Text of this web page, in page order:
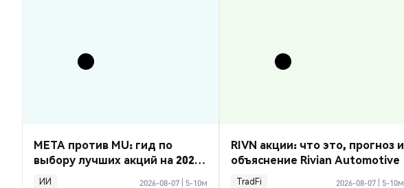
META против MU: гид по
выбору лучших акций на 2026
год
ИИ 2026-08-07 5-10м
RIVN акции: что это, прогноз и
объяснение Rivian Automotive
TradFi 2026-08-07 5-10м